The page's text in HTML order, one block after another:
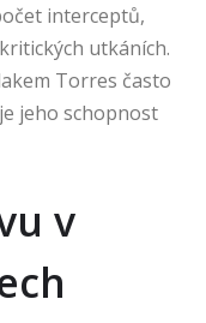
interceptů,
utkáních.
Torres často
jeho schopnost
v